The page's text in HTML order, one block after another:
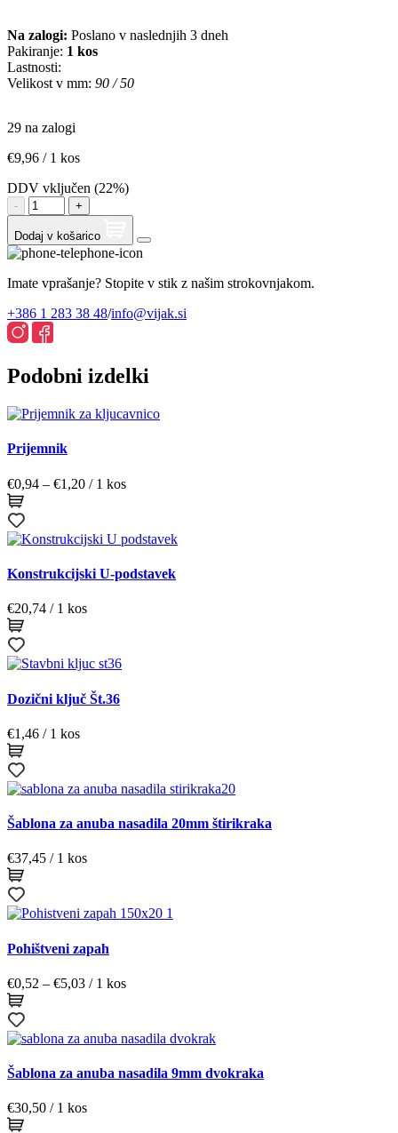
Na zalogi: Poslano v naslednjih 3 dneh
Pakiranje: 1 kos
Lastnosti:
Velikost v mm: 90 / 50
29 na zalogi
€9,96 / 1 kos
DDV vključen (22%)
-
WC
ključavnica
količina
+
Dodaj v košarico
Imate vprašanje? Stopite v stik z našim strokovnjakom.
+386 1 283 38 48/info@vijak.si
Podobni izdelki
Prijemnik
€0,94 – €1,20Cenovni
€0,94
do
/ 1 kos
Konstrukcijski U-podstavek
€20,74 / 1 kos
Dozični ključ Št.36
€1,46 / 1 kos
Šablona za anuba nasadila 20mm štirikraka
€37,45 / 1 kos
Pohištveni zapah
€0,52 – €5,03Cenovni
€0,52
do
/ 1 kos
Šablona za anuba nasadila 9mm dvokraka
€30,50 / 1 kos